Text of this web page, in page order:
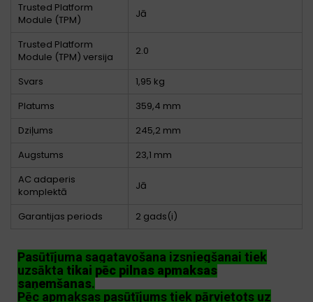
Trusted Platform
Module (TPM)
Jā
Trusted Platform
Module (TPM) versija
2.0
Svars
1,95 kg
Platums
359,4 mm
Dziļums
245,2 mm
Augstums
23,1 mm
AC adaperis
komplektā
Jā
Garantijas periods 2 gads(i)
Pasūtījuma sagatavošana izsniegšanai tiek
uzsākta tikai pēc pilnas apmaksas
saņemšanas.
Pēc apmaksas pasūtījums tiek pārvietots uz